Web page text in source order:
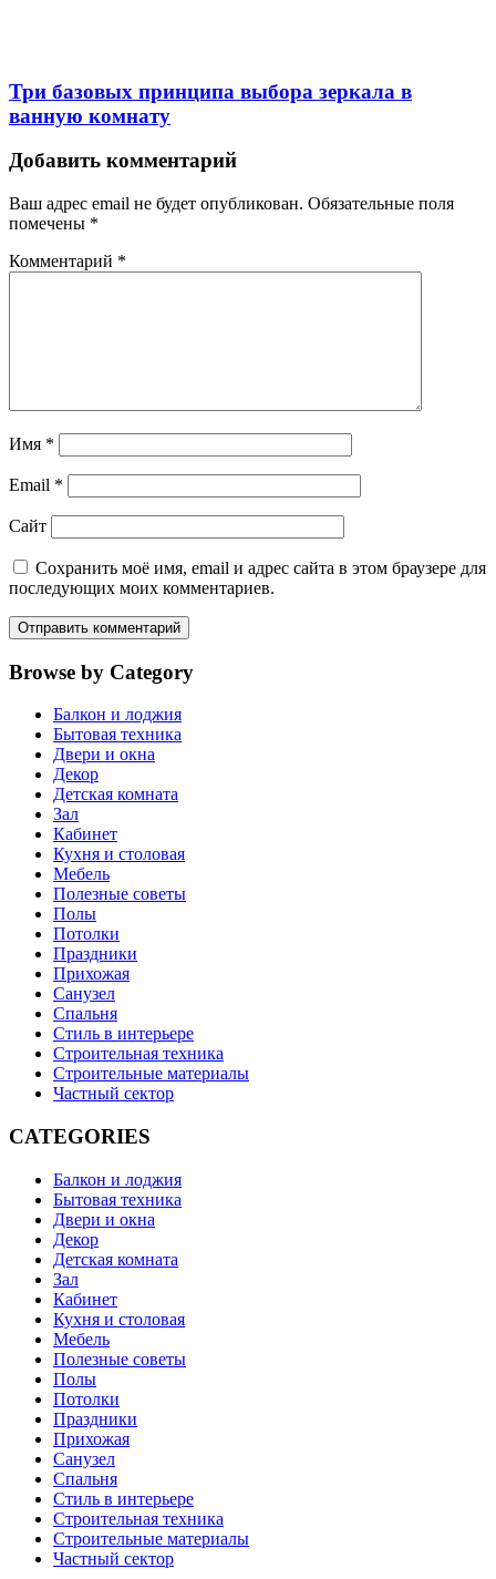
Три базовых принципа выбора зеркала в
ванную комнату
Добавить комментарий
Ваш адрес email не будет опубликован. Обязательные поля
помечены *
Комментарий *
Имя *
Email *
Сайт
Сохранить моё имя, email и адрес сайта в этом браузере для
последующих моих комментариев.
Browse by Category
Балкон и лоджия
Бытовая техника
Двери и окна
Декор
Детская комната
Зал
Кабинет
Кухня и столовая
Мебель
Полезные советы
Полы
Потолки
Праздники
Прихожая
Санузел
Спальня
Стиль в интерьере
Строительная техника
Строительные материалы
Частный сектор
CATEGORIES
Балкон и лоджия
Бытовая техника
Двери и окна
Декор
Детская комната
Зал
Кабинет
Кухня и столовая
Мебель
Полезные советы
Полы
Потолки
Праздники
Прихожая
Санузел
Спальня
Стиль в интерьере
Строительная техника
Строительные материалы
Частный сектор